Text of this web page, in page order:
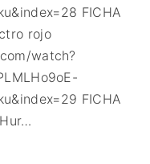
FICHA
rojo
watch?
FICHA
…